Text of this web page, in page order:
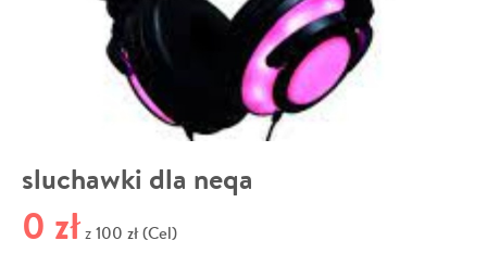
sluchawki dla neqa
0 zł z 100 zł (Cel)